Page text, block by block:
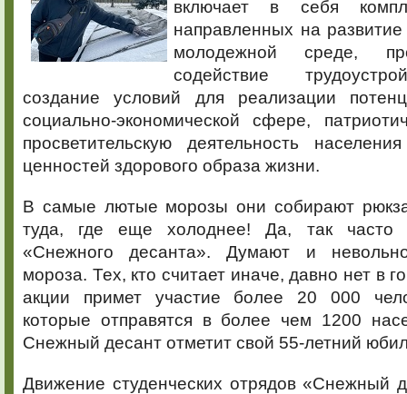
включает в себя
направленных на
молодежной среде,
содействие
создание условий для реализации
социально-экономической сфере,
просветительскую деятельность
ценностей здорового образа жизни.
В самые лютые морозы они собирают
туда, где еще холоднее! Да, так часто
«Снежного десанта». Думают и
мороза. Тех, кто считает иначе, давно нет в
акции примет участие более 20 000
которые отправятся в более чем 1200
Снежный десант отметит свой 55-летний
Движение студенческих отрядов «Снежный